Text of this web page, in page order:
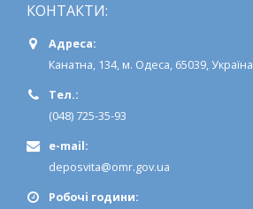
КОНТАКТИ:
Адреса:
Канатна, 134, м. Одеса, 65039, Україна
Тел.:
(048) 725-35-93
e-mail:
deposvita@omr.gov.ua
Робочi години: